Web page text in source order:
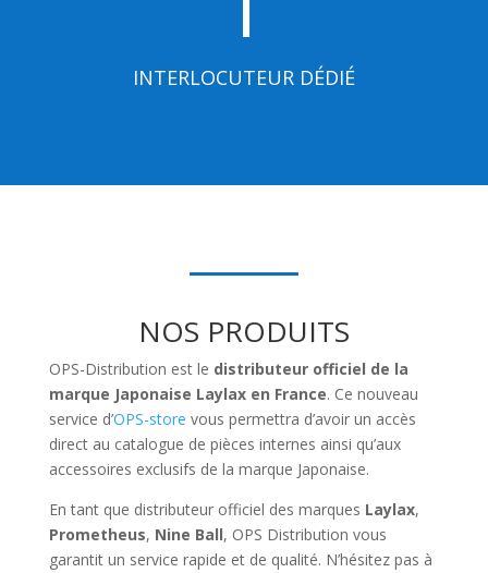
INTERLOCUTEUR DÉDIÉ
NOS PRODUITS
OPS-Distribution est le distributeur officiel de la
marque Japonaise Laylax en France. Ce nouveau
service d’OPS-store vous permettra d’avoir un accès
direct au catalogue de pièces internes ainsi qu’aux
accessoires exclusifs de la marque Japonaise.
En tant que distributeur officiel des marques Laylax,
Prometheus, Nine Ball, OPS Distribution vous
garantit un service rapide et de qualité. N’hésitez pas à